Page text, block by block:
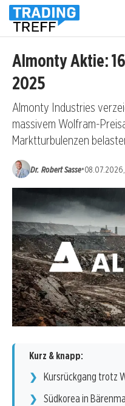
Almonty Aktie:
2025
Almonty Industries
massivem Wolfram-
Marktturbulenzen
Dr. Robert Sasse•08.07.2026,
Kurz & knapp:
Kursrückgang trotz
Südkorea in